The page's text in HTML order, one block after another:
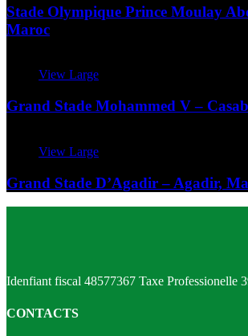
Stade Olympique Prince Moulay
Maroc
View Large
Grand Stade Mohammed V –
View Large
Grand Stade D’Agadir – Agadir,
Idenfiant fiscal 48577367 Taxe Professionelle
CONTACTS